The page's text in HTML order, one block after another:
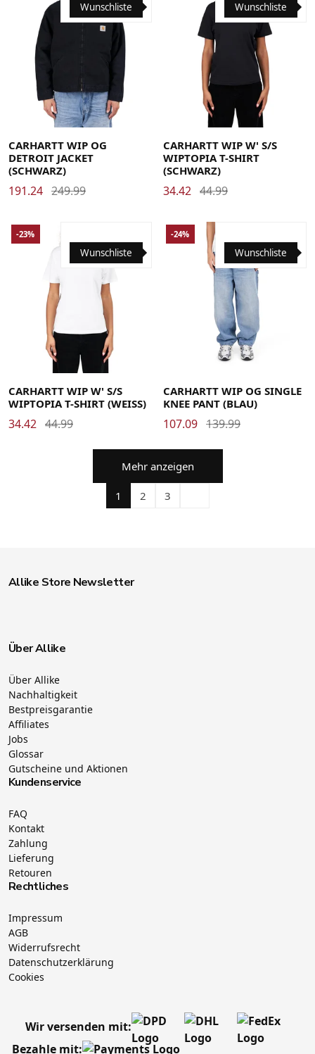
MediumSmallX-Large
Wunschliste
CARHARTT WIP OG
DETROIT JACKET
(SCHWARZ)
191.24 249.99
Medium Small X-Small
Wunschliste
CARHARTT WIP W' S/S
WIPTOPIA T-SHIRT
(SCHWARZ)
34.42 44.99
Medium Small X-Small
Wunschliste
-23%
CARHARTT WIP W' S/S
WIPTOPIA T-SHIRT (WEISS)
34.42 44.99
Wunschliste
-24%
CARHARTT WIP OG SINGLE
KNEE PANT (BLAU)
107.09 139.99
Mehr anzeigen
1 2 3
Allike Store Newsletter
Über Allike
Über Allike
Nachhaltigkeit
Bestpreisgarantie
Affiliates
Jobs
Glossar
Gutscheine und Aktionen
Kundenservice
FAQ
Kontakt
Zahlung
Lieferung
Retouren
Rechtliches
Impressum
AGB
Widerrufsrecht
Datenschutzerklärung
Cookies
Wir versenden mit:
Bezahle mit: